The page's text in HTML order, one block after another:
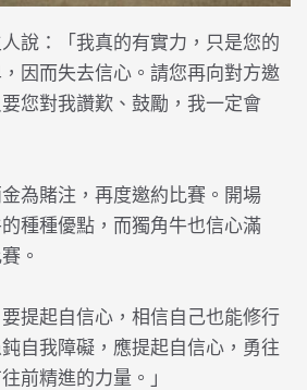
說：「我真的有實力，只是您的
因而失去信心。請您再向對方邀
您對我讚歎、鼓勵，我一定會
為賭注，再度邀約比賽。開場
種種優點，而獨角牛也信心滿
。
提起自信心，相信自己也能修行
自我障礙，應提起自信心，勇往
前精進的力量。」